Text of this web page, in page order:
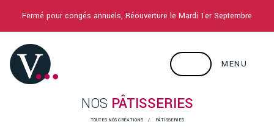
Fermé pour congés annuels, Réouverture le Mardi 1er Septembre
TOUTES NOS CRÉATIONS PÂTISSERIES
NOS PÂTISSERIES
MENU